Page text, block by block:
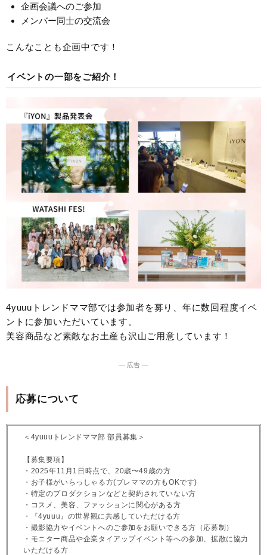
企画会議へのご参加
メンバー同士の交流会
こんなことも企画中です！
イベントの一部をご紹介！
4yuuuトレンドママ部では参加者を募り、年に数回程度イベ
ントに参加いただいています。
美容商品など素敵なお土産も沢山ご用意しています！
― 広告 ―
応募について
＜4yuuuトレンドママ部 部員募集＞
【募集要項】
・2025年11月1日時点で、20歳〜49歳の方
・お子様がいらっしゃる方(プレママの方もOKです)
・特定のプロダクションなどと契約されていない方
・コスメ、美容、ファッションに関心がある方
・『4yuuu』の世界観に共感していただける方
・撮影協力やイベントへのご参加をお願いできる方（応募制）
・モニター商品や企業タイアップイベント等への参加、拡散に協力
いただける方